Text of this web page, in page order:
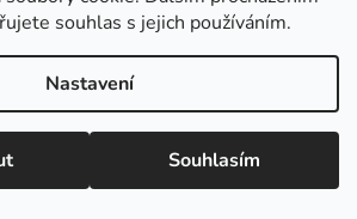
souhlas s jejich používáním.
Nastavení
Souhlasím